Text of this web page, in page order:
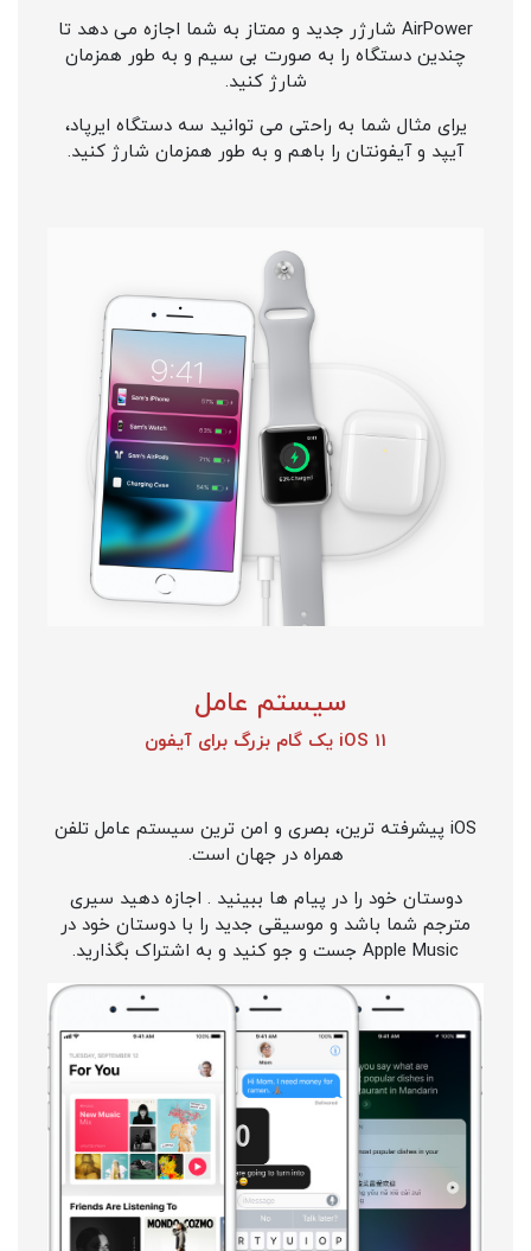
AirPower شارژر جدید و ممتاز به شما اجازه می دهد تا
چندین دستگاه را به صورت بی سیم و به طور همزمان
شارژ کنید.
یرای مثال شما به راحتی می توانید سه دستگاه ایرپاد،
آیپد و آیفونتان را باهم و به طور همزمان شارژ کنید.
سیستم عامل
iOS 11 یک گام بزرگ برای آیفون
iOS پیشرفته ترین، بصری و امن ترین سیستم عامل تلفن
همراه در جهان است.
دوستان خود را در پیام ها ببینید . اجازه دهید سیری
مترجم شما باشد و موسیقی جدید را با دوستان خود در
Apple Music جست و جو کنید و به اشتراک بگذارید.